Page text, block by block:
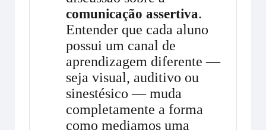
comunicação assertiva.
Entender que cada aluno
possui um canal de
aprendizagem diferente —
seja visual, auditivo ou
sinestésico — muda
completamente a forma
como mediamos uma